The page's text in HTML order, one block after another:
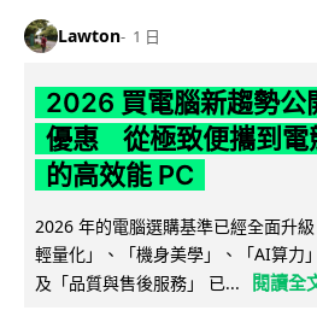
Lawton 1 日
2026 買電腦新趨勢公
優惠 從極致便攜到電
的高效能 PC
2026 年的電腦選購基準已經全面升
輕量化」、「機身美學」、「AI算力
及「品質與售後服務」 已...
閱讀全